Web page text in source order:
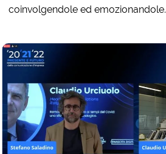
coinvolgendole ed emozionandole.